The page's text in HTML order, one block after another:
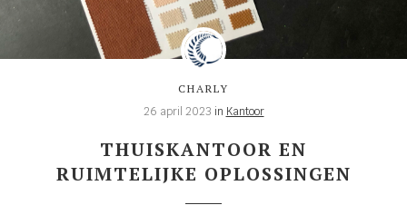
CHARLY
26 april 2023 in Kantoor
THUISKANTOOR EN
RUIMTELIJKE OPLOSSINGEN